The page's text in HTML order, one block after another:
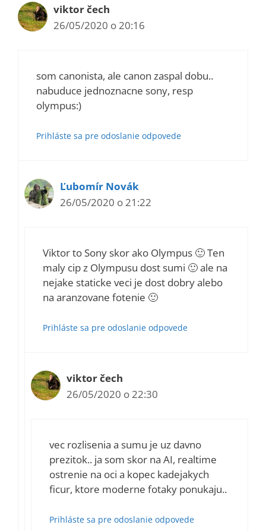
viktor čech
26/05/2020 o 20:16
som canonista, ale canon zaspal dobu..
nabuduce jednoznacne sony, resp
olympus:)
Prihláste sa pre odoslanie odpovede
Ľubomír Novák
26/05/2020 o 21:22
Viktor to Sony skor ako Olympus 🙂 Ten
maly cip z Olympusu dost sumi 🙂 ale na
nejake staticke veci je dost dobry alebo
na aranzovane fotenie 🙂
Prihláste sa pre odoslanie odpovede
viktor čech
26/05/2020 o 22:30
vec rozlisenia a sumu je uz davno
prezitok.. ja som skor na AI, realtime
ostrenie na oci a kopec kadejakych
ficur, ktore moderne fotaky ponukaju..
Prihláste sa pre odoslanie odpovede